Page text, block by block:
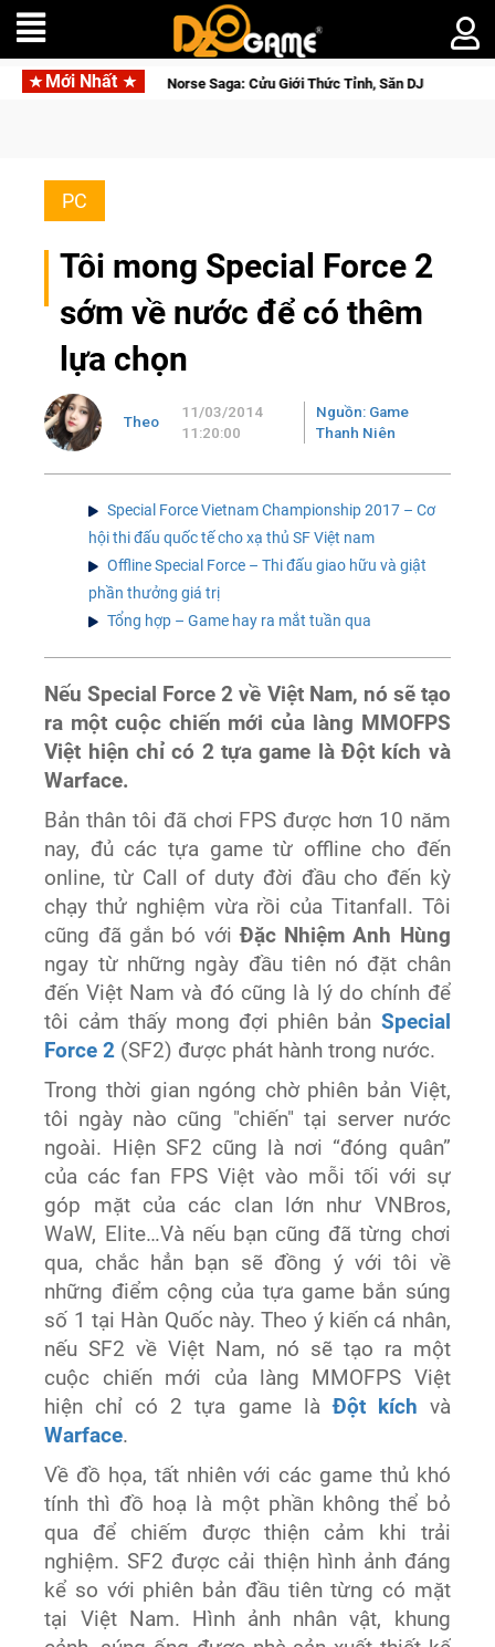
Mới Nhất
Beta Norse Saga: Cửu Giới Thức Tỉnh, Săn DJI Osmo Pocket 3 Ngay
PC
Tôi mong Special Force 2
sớm về nước để có thêm
lựa chọn
Theo
11/03/2014
11:20:00
Nguồn: Game
Thanh Niên
Special Force Vietnam Championship 2017 – Cơ
hội thi đấu quốc tế cho xạ thủ SF Việt nam
Offline Special Force – Thi đấu giao hữu và giật
phần thưởng giá trị
Tổng hợp – Game hay ra mắt tuần qua
Nếu Special Force 2 về Việt Nam, nó sẽ tạo
ra một cuộc chiến mới của làng MMOFPS
Việt hiện chỉ có 2 tựa game là Đột kích và
Warface.
Bản thân tôi đã chơi FPS được hơn 10 năm
nay, đủ các tựa game từ offline cho đến
online, từ Call of duty đời đầu cho đến kỳ
chạy thử nghiệm vừa rồi của Titanfall. Tôi
cũng đã gắn bó vớiĐặc Nhiệm Anh Hùng
ngay từ những ngày đầu tiên nó đặt chân
đến Việt Nam và đó cũng là lý do chính để
tôi cảm thấy mong đợi phiên bản Special
Force 2 (SF2) được phát hành trong nước.
Trong thời gian ngóng chờ phiên bản Việt,
tôi ngày nào cũng "chiến" tại server nước
ngoài. Hiện SF2 cũng là nơi “đóng quân”
của các fan FPS Việt vào mỗi tối với sự
góp mặt của các clan lớn như VNBros,
WaW, Elite…Và nếu bạn cũng đã từng chơi
qua, chắc hẳn bạn sẽ đồng ý với tôi về
những điểm cộng của tựa game bắn súng
số 1 tại Hàn Quốc này. Theo ý kiến cá nhân,
nếu SF2 về Việt Nam, nó sẽ tạo ra một
cuộc chiến mới của làng MMOFPS Việt
hiện chỉ có 2 tựa game làĐột kích và
Warface.
Về đồ họa, tất nhiên với các game thủ khó
tính thì đồ hoạ là một phần không thể bỏ
qua để chiếm được thiện cảm khi trải
nghiệm. SF2 được cải thiện hình ảnh đáng
kể so với phiên bản đầu tiên từng có mặt
tại Việt Nam. Hình ảnh nhân vật, khung